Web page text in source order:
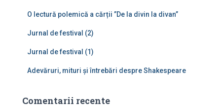
O lectură polemică a cărții ”De la divin la divan”
Jurnal de festival (2)
Jurnal de festival (1)
Adevăruri, mituri și întrebări despre Shakespeare
Comentarii recente